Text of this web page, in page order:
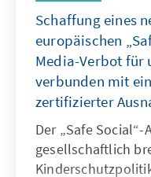
Schaffung eines
europäischen
Media-Verbot für
verbunden mit
zertifizierter
Der „Safe
gesellschaftlich